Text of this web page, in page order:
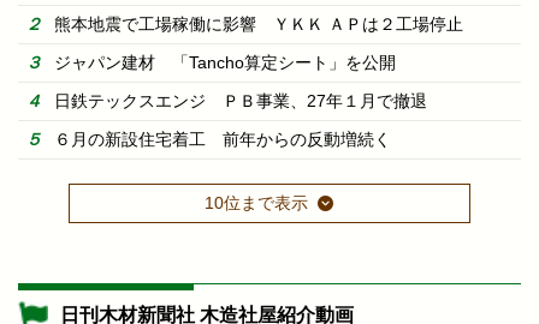
熊本地震で工場稼働に影響 ＹＫＫ ＡＰは２工場停止
ジャパン建材 「Tancho算定シート」を公開
日鉄テックスエンジ ＰＢ事業、27年１月で撤退
６月の新設住宅着工 前年からの反動増続く
10位まで表示
日刊木材新聞社 木造社屋紹介動画